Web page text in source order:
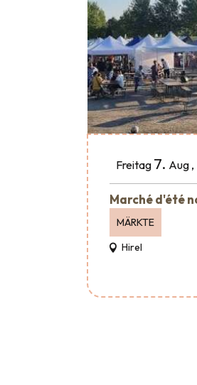
Freitag 7. Aug,
Marché d'été
MÄRKTE
Hirel